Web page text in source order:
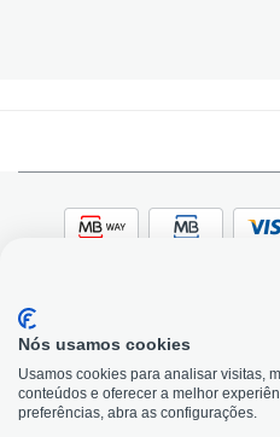
© 2026, Bildit. Todos os direitos
by Toogas, with
Precisa de Ajuda?
Nós usamos cookies
Usamos cookies para analisar visitas,
conteúdos e oferecer a melhor
preferências, abra as configurações.